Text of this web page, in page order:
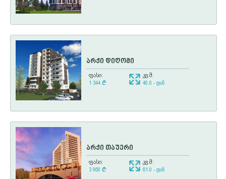
არქი დიღომი
ფასი:
1 344 ¢
კვ.მ:
40.0 - დან
არქი თაუერი
ფასი:
3 960 ¢
კვ.მ:
61.0 - დან